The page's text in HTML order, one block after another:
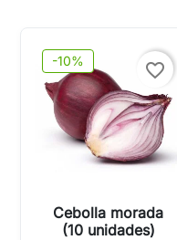
-10% favorite_border
Cebolla morada
(10 unidades)